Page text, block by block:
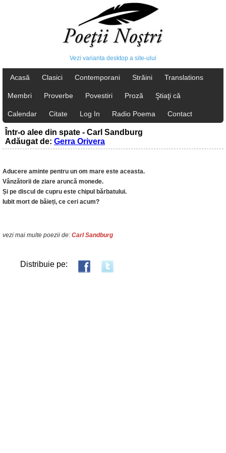
Vezi varianta desktop a site-ului
Acasă Clasici Contemporani Străini Translations
Membri Proverbe Povestiri Proză Ştiaţi că
Calendar Citate Log In Radio Poema Contact
Într-o alee din spate - Carl Sandburg
Adăugat de: Gerra Orivera
Aducere aminte pentru un om mare este aceasta.
Vânzătorii de ziare aruncă monede.
Și pe discul de cupru este chipul bărbatului.
Iubit mort de băieți, ce ceri acum?
vezi mai multe poezii de: Carl Sandburg
Distribuie pe: